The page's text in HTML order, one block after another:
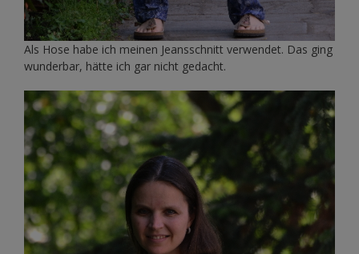
Als Hose habe ich meinen Jeansschnitt verwendet. Das ging
wunderbar, hätte ich gar nicht gedacht.